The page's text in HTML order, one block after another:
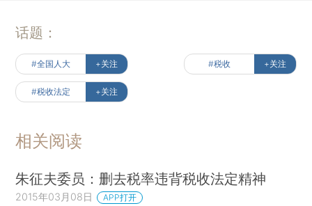
话题：
#全国人大 +关注 #税收 +关注
#税收法定 +关注
相关阅读
朱征夫委员：删去税率违背税收法定精神
2015年03月08日 APP打开